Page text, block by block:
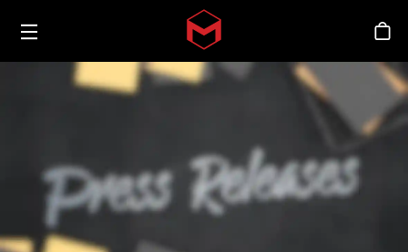
Skip to main content